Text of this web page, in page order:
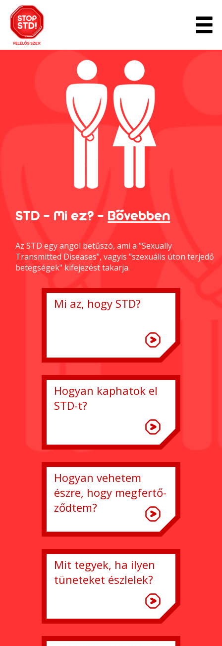
STD - Mi ez? - Bővebben
Az STD egy angol betűszó, ami a "Sexually
Transmitted Diseases", vagyis "szexuális úton terjedő
betegségek" kifejezést takarja.
Mi az, hogy STD?
Hogyan kaphatok el
STD-t?
Hogyan vehetem
észre, hogy megfertő-
ződtem?
Mit tegyek, ha ilyen
tüneteket észlelek?